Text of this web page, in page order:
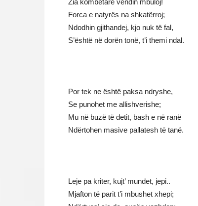
Zia kombëtare vendin mbuloj!
Forca e natyrës na shkatërroj;
Ndodhin gjithandej, kjo nuk të fal,
S’është në dorën tonë, t’i themi ndal.
Por tek ne është paksa ndryshe,
Se punohet me allishverishe;
Mu në buzë të detit, bash e në ranë
Ndërtohen masive pallatesh të tanë.
Leje pa kriter, kujt’ mundet, jepi..
Mjafton të parit t’i mbushet xhepi;